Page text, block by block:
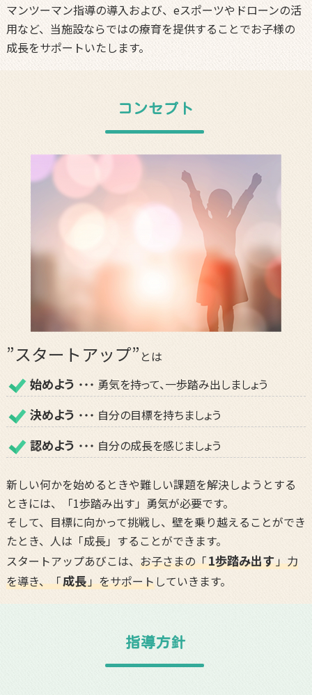
マンツーマン指導の導入および、eスポーツやドローンの活
用など、当施設ならではの療育を提供することでお子様の
成長をサポートいたします。
コンセプト
”スタートアップ” とは
始めよう ・・・ 勇気を持って、一歩踏み出しましょう
決めよう ・・・ 自分の目標を持ちましょう
認めよう ・・・ 自分の成長を感じましょう
新しい何かを始めるときや難しい課題を解決しようとする
ときには、「1歩踏み出す」勇気が必要です。
そして、目標に向かって挑戦し、壁を乗り越えることができ
たとき、人は「成長」することができます。
スタートアップあびこは、 お子さまの「1歩踏み出す」力
を導き、「成長」をサポートしていきます。
指導方針